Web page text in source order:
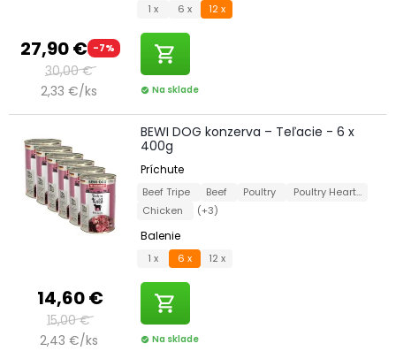
27,90 € -7%
30,00 €
2,33 €/ks
1 x 6 x 12 x
shopping_cart
check_circle Na sklade
14,60 €
15,00 €
2,43 €/ks
BEWI DOG konzerva – Teľacie - 6 x
400g
Príchute
Beef Tripe Beef Poultry
Poultry Hearts
Chicken
(+3)
Balenie
1 x 6 x 12 x
shopping_cart
check_circle Na sklade